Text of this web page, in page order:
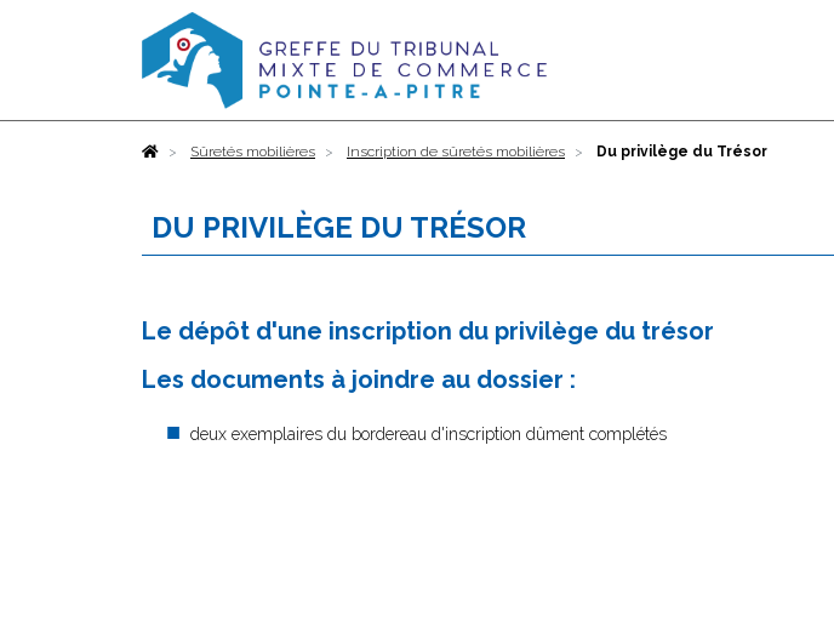
AccueilSûretés mobilières Inscription de sûretés mobilières Du privilège du Trésor
DU PRIVILÈGE DU TRÉSOR
Le dépôt d'une inscription du privilège du trésor
Les documents à joindre au dossier :
deux exemplaires du bordereau d'inscription dûment complétés